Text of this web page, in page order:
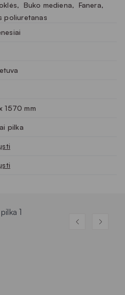
, Buko mediena, Fanera,
poliuretanas
1570 mm
pilka